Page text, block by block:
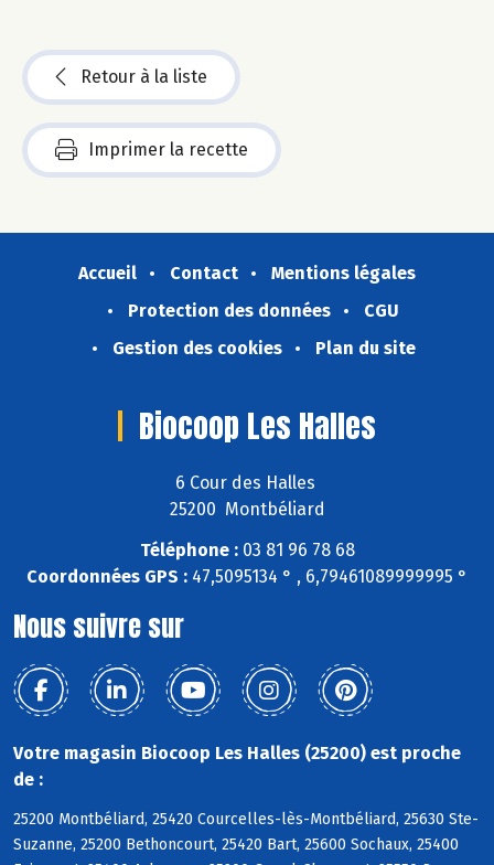
Retour à la liste
Imprimer la recette
Accueil Contact
Mentions légales
Protection des données
CGU
Gestion des cookies
Plan du site
Biocoop Les Halles
6 Cour des Halles
25200 Montbéliard
Téléphone :03 81 96 78 68
Coordonnées GPS : 47,5095134 ° , 6,79461089999995 °
Nous suivre sur
Votre magasin Biocoop Les Halles (25200) est proche
de :
25200 Montbéliard, 25420 Courcelles-lès-Montbéliard, 25630 Ste-
Suzanne, 25200 Bethoncourt, 25420 Bart, 25600 Sochaux, 25400